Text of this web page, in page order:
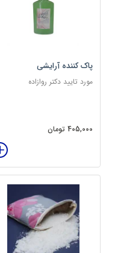
پاک کننده آرایشی
مورد تایید دکتر روازاده
405,000 تومان